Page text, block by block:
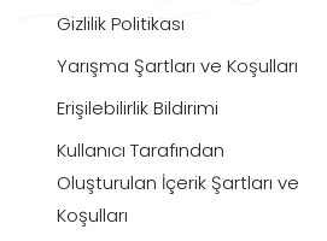
Gizlilik Politikası
Yarışma Şartları ve Koşulları
Erişilebilirlik Bildirimi
Kullanıcı Tarafından
Oluşturulan İçerik Şartları ve
Koşulları